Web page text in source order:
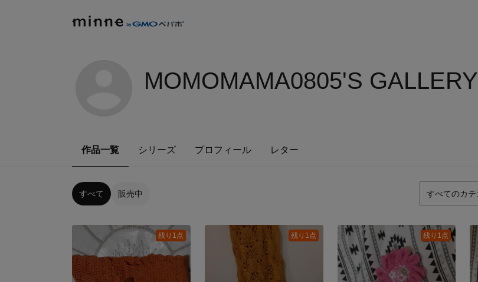
MOMOMAMA0805'S GALLERY
作品一覧 シリーズ プロフィール レター
すべて 販売中
残り1点 残り1点 残り1点